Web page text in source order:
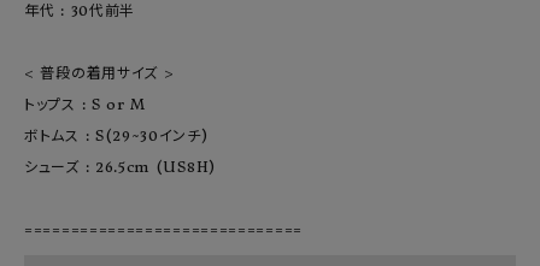
年代 : 30代前半
< 普段の着用サイズ >
トップス : S or M
ボトムス : S(29~30インチ)
シューズ : 26.5cm (US8H)